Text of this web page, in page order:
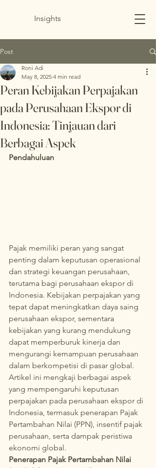
Insights
Post
Peran Kebijakan Perpajakan
pada Perusahaan Ekspor di
Indonesia: Tinjauan dari
Berbagai Aspek
Roni Adi
May 8, 2025 4 min read
Pendahuluan
Pajak memiliki peran yang sangat
penting dalam keputusan operasional
dan strategi keuangan perusahaan,
terutama bagi perusahaan ekspor di
Indonesia. Kebijakan perpajakan yang
tepat dapat meningkatkan daya saing
perusahaan ekspor, sementara
kebijakan yang kurang mendukung
dapat memperburuk kinerja dan
mengurangi kemampuan perusahaan
dalam berkompetisi di pasar global.
Artikel ini mengkaji berbagai aspek
yang mempengaruhi keputusan
perpajakan pada perusahaan ekspor di
Indonesia, termasuk penerapan Pajak
Pertambahan Nilai (PPN), insentif pajak
perusahaan, serta dampak peristiwa
ekonomi global.
Penerapan Pajak Pertambahan Nilai